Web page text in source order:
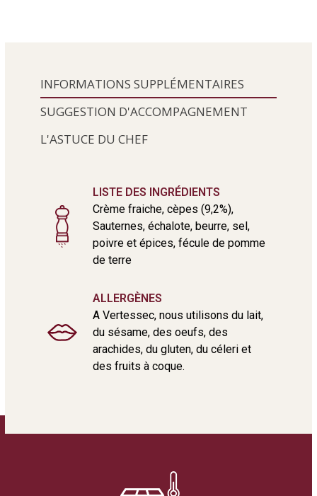
INFORMATIONS SUPPLÉMENTAIRES
SUGGESTION D'ACCOMPAGNEMENT
L'ASTUCE DU CHEF
LISTE DES INGRÉDIENTS
Crème fraiche, cèpes (9,2%),
Sauternes, échalote, beurre, sel,
poivre et épices, fécule de pomme
de terre
ALLERGÈNES
A Vertessec, nous utilisons du lait,
du sésame, des oeufs, des
arachides, du gluten, du céleri et
des fruits à coque.